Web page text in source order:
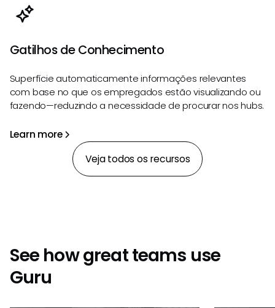
Gatilhos de Conhecimento
Superfície automaticamente informações relevantes
com base no que os empregados estão visualizando ou
fazendo—reduzindo a necessidade de procurar nos hubs.
Learn more
Veja todos os recursos
See how great teams use
Guru